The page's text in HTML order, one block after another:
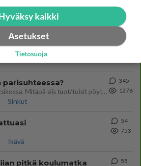
Takaisin ylös
Siinäpä se kysymys on otsikossa. Mitäpä siis tuot/toisit pöytään parisuhteessa? Oletko mies vai nainen? Koetko sen mitä
Sinkut
345
1276
Ikävä
54
753
pitkä koulumatka
55
kaikki
Asetukset
Tietosuoja